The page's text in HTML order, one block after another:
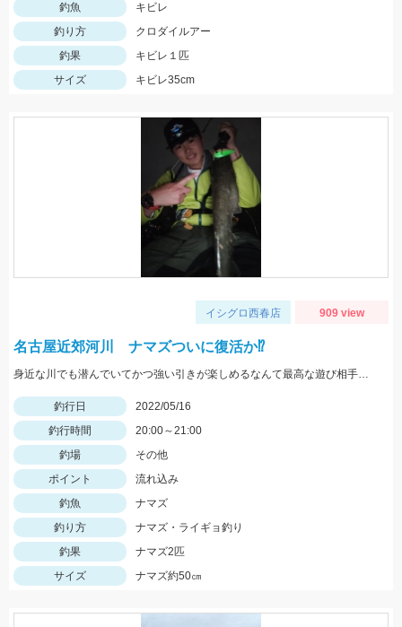
釣魚
キビレ
釣り方
クロダイルアー
釣果
キビレ１匹
サイズ
キビレ35cm
イシグロ西春店 909 view
名古屋近郊河川 ナマズついに復活か⁉
身近な川でも潜んでいてかつ強い引きが楽しめるなんて最高な遊び相手です！
釣行日
2022/05/16
釣行時間
20:00～21:00
釣場
その他
ポイント
流れ込み
釣魚
ナマズ
釣り方
ナマズ・ライギョ釣り
釣果
ナマズ2匹
サイズ
ナマズ約50㎝